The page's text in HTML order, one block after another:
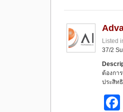
Listed
37/2
ต้องกา
ประสิท